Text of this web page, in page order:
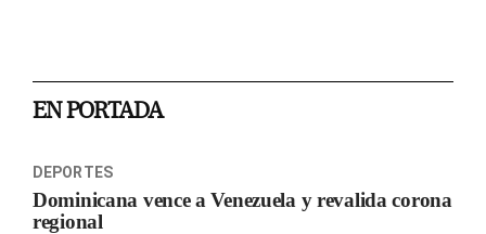
EN PORTADA
DEPORTES
Dominicana vence a Venezuela y revalida corona
regional